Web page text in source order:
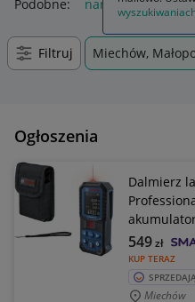
Podobne: narzędzia
Filtruj Miechów,
Ogłoszenia
Dalmierz
KUP TERAZ
549zł
Miechów